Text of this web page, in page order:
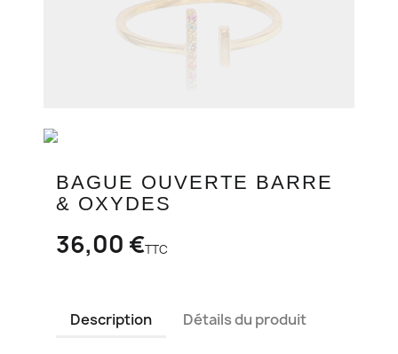
BAGUE OUVERTE BARRE
& OXYDES
36,00 €TTC
Description Détails du produit